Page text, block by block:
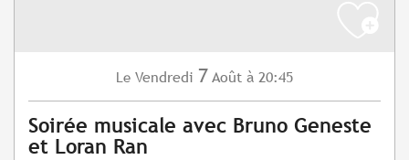
Le Vendredi 7 Août à 20:45
Soirée musicale avec Bruno Geneste
et Loran Ran